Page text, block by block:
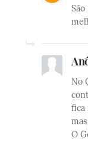
No
fica
O